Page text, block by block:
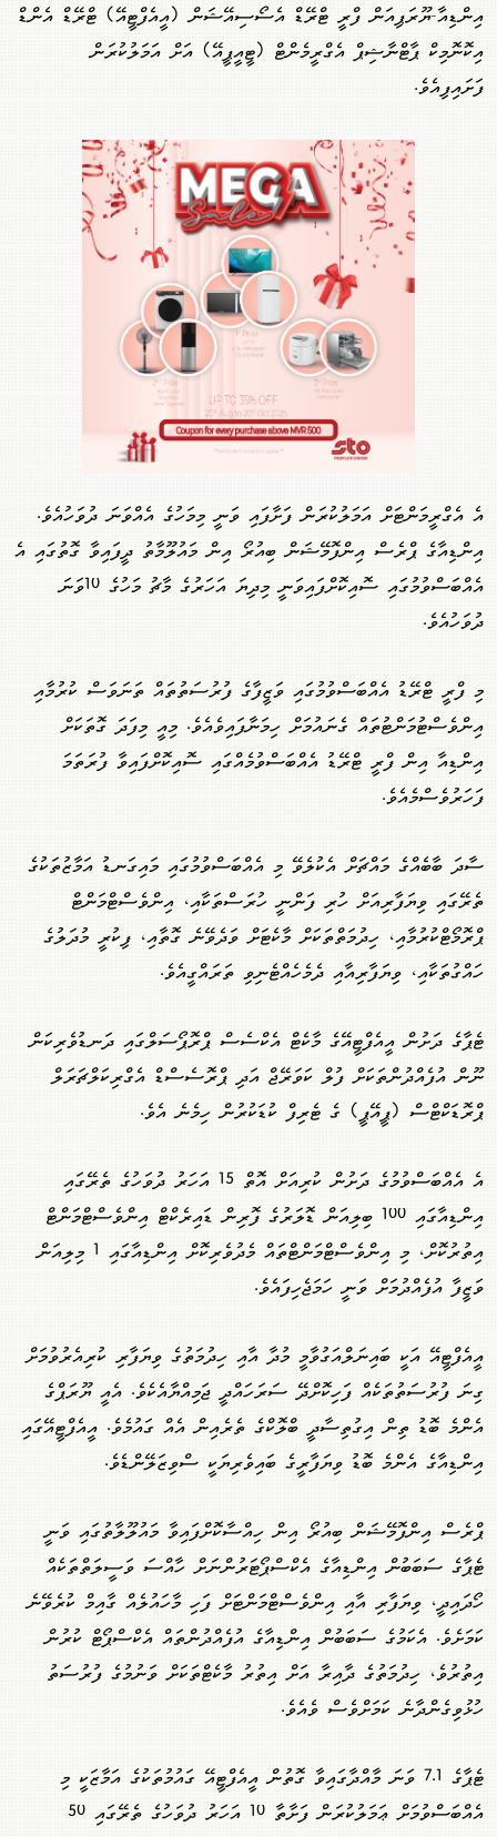
އިންޑިއާ-ޔޫރަޕިއަން ފްރީ ޓްރޭޑް އެސޯސިއޭޝަން (އީއެފްޓީއޭ) ޓްރޭޑް އެންޑް
އިކޮނޮމިކް ޕާޓްނާޝިޕް އެގްރީމެންޓް (ޓީއީޕީއޭ) އަށް އަމަލުކުރަން
ފަށައިފިއެވެ.
އެ އެގްރީމަންޓަށް އަމަލުކުރަން ފަށާފައި ވަނީ މިމަހުގެ އެއްވަނަ ދުވަހުއެވެ.
އިންޑިއާގެ ޕްރެސް އިންފޮމޭޝަން ބިއުރޯ އިން މައުލޫމާތު ދީފައިވާ ގޮތުގައި އެ
އެއްބަސްވުމުގައި ސޮއިކޮށްފައިވަނީ މިދިޔަ އަހަރުގެ މާޗު މަހުގެ 10ވަނަ
ދުވަހުއެވެ.
މި ފްރީ ޓްރޭޑު އެއްބަސްވުމުގައި ވަޒީފާގެ ފުރުސަތުތައް ތަނަވަސް ކުރުމާއި
އިންވެސްޓުމަންޓުތައް ގެނައުމަށް ހިމަނާފައިވެއެވެ. މިއީ މިފަދަ ގޮތަކަށް
އިންޑިއާ އިން ފްރީ ޓްރޭޑު އެއްބަސްވުމެއްގައި ސޮއިކޮށްފައިވާ ފުރަތަމަ
ފަހަރުވެސްމެއެވެ.
ސާދަ ބާބެއްގެ މައްޗަށް އެކުލެވޭ މި އެއްބަސްވުމުގައި މައިގަނޑު އަމާޒުތަކުގެ
ތެރޭގައި ވިޔަފާރިއަށް ހުރި ފަންނީ ހުރަސްތަކާއި، އިންވެސްޓްމަންޓް
ޕްރޮމޯޓްކުރުމާއި، ހިދުމަތްތަކަށް މާކެޓަށް ވަދެވޭނެ ގޮތާއި، ފިކުރީ މުދަލުގެ
ހައްގުތަކާއި، ވިޔަފާރިއާއި ދެމެހެއްޓެނިވި ތަރައްގީއެވެ.
ޓެޕާގެ ދަށުން އީއެފްޓީއޭގެ މާކެޓް އެކްސެސް ޕްރޮޕޯސަލްގައި ދަނޑުވެރިކަން
ނޫން އުފެއްދުންތަކަށް ފުލް ކަވަރޭޖް އަދި ޕްރޮސެސްޑް އެގްރިކަލްޗަރަލް
ޕްރޮޑަކްޓްސް (ޕީއޭޕީ) ގެ ޓެރިފް ކުޑަކުރުން ހިމެނެ އެވެ.
އެ އެއްބަސްވުމުގެ ދަށުން ކުރިއަށް އޮތް 15 އަހަރު ދުވަހުގެ ތެރޭގައި
އިންޑިއާގައި 100 ބިލިއަން ޑޮލަރުގެ ފޮރިން ޑައިރެކްޓް އިންވެސްޓްމަންޓް
އިތުރުކޮށް، މި އިންވެސްޓްމަންޓްތައް މެދުވެރިކޮށް އިންޑިއާގައި 1 މިލިއަން
ވަޒީފާ އުފެއްދުމަށް ވަނީ ހަމަޖެހިފައެވެ.
އީއެފްޓީއޭ އަކީ ބައިނަލްއަގުވާމީ މުދާ އާއި ހިދުމަތުގެ ވިޔަފާރި ކުރިއެރުވުމަށް
ގިނަ ފުރުސަތުތަކެއް ފަހިކޮށްދޭ ސަރަހައްދީ ޖަމިއްޔާއެކެވެ. އެއީ ޔޫރަޕްގެ
އެންމެ ބޮޑު ތިން އިގުތިސާދީ ބްލޮކްގެ ތެރެއިން އެއް ގައުމެވެ. އީއެފްޓީއޭގައި
އިންޑިއާގެ އެންމެ ބޮޑު ވިޔަފާރީގެ ބައިވެރިޔަކީ ސްވިޒަލޭންޑެވެ.
ޕްރެސް އިންފޮމޭޝަން ބިއުރޯ އިން ހިއްސާކޮށްފައިވާ މައުލޫލާތުގައި ވަނީ
ޓެޕާގެ ސަބަބުން އިންޑިއާގެ އެކްސްޕޯޓަރުންނަށް ހާއްސަ ވަސީލަތްތަކެއް
ހޯދައިދީ، ވިޔަފާރި އާއި އިންވެސްޓްމަންޓަށް ފަހި މާހައުލެއް ގާއިމް ކުރެވޭނެ
ކަމަށެވެ. އެކަމުގެ ސަބަބުން އިންޑިއާގެ އުފެއްދުންތައް އެކްސްޕޯޓް ކުރުން
އިތުރުވެ، ހިދުމަތުގެ ދާއިރާ އަށް އިތުރު މާކެޓްތަކަށް ވަނުމުގެ ފުރުސަތު
ހުޅުވިގެންދާނެ ކަމަށްވެސް ވެއެވެ.
ޓެޕާގެ 7.1 ވަނަ މާއްދާގައިވާ ގޮތުން އީއެފްޓީއޭ ގައުމުތަކުގެ އަމާޒަކީ މި
އެއްބަސްވުމަށް ޢަމަލުކުރަން ފަށާތާ 10 އަހަރު ދުވަހުގެ ތެރޭގައި 50